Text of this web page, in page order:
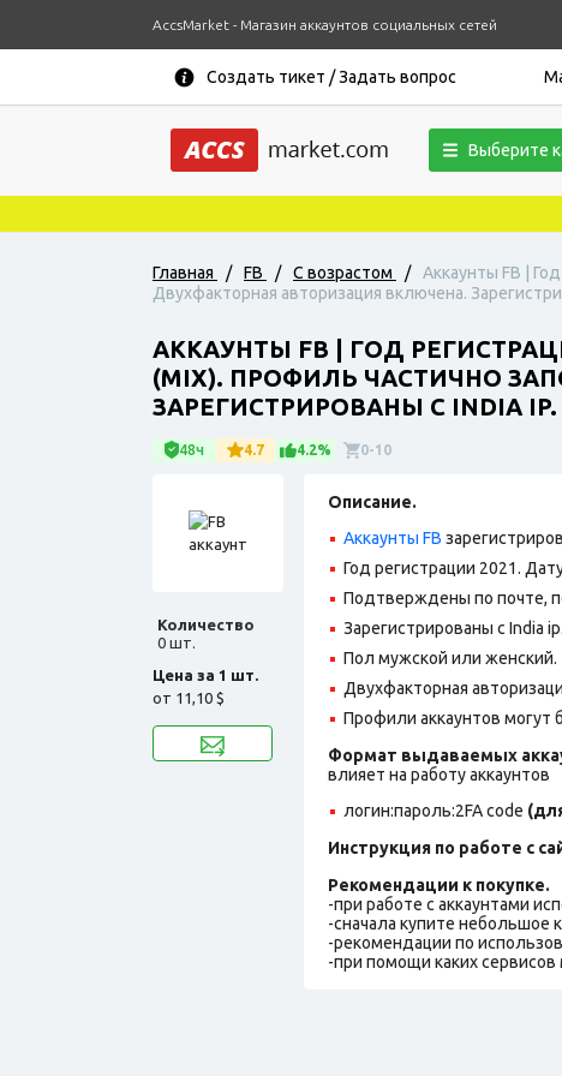
AccsMarket - Магазин аккаунтов социальных сетей
Создать тикет / Задать вопрос
Выберите
Главная / FB / С возрастом /
Аккаунты FB |
Двухфакторная авторизация включена.
АККАУНТЫ FB | ГОД
(MIX). ПРОФИЛЬ ЧАСТИЧНО
ЗАРЕГИСТРИРОВАНЫ С INDIA IP.
48ч 4.7 4.2% 0-10
Количество
0 шт.
Цена за 1 шт.
от 11,10 $
Описание.
Аккаунты FB
Год регистрации 2021.
Подтверждены по почте,
Зарегистрированы с India ip.
Пол мужской или женский.
Двухфакторная
Профили аккаунтов могут
Формат выдаваемых
влияет на работу аккаунтов
логин:пароль:2FAcode
Инструкция по работе с
Рекомендации к покупке.
-при работе с аккаунтами
-сначала купите небольшое
-рекомендации по
-при помощи каких